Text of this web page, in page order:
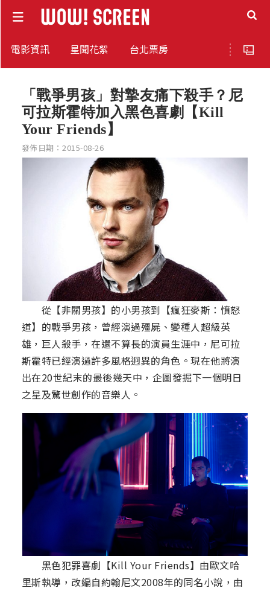
電影資訊 星聞花絮 台北票房
「戰爭男孩」對摯友痛下殺手？尼
可拉斯霍特加入黑色喜劇【Kill
Your Friends】
發佈日期：2015-08-26
從【非關男孩】的小男孩到【瘋狂麥斯：憤怒
道】的戰爭男孩，曾經演過殭屍、變種人超級英
雄，巨人殺手，在還不算長的演員生涯中，尼可拉
斯霍特已經演過許多風格迥異的角色。現在他將演
出在20世紀末的最後幾天中，企圖發掘下一個明日
之星及驚世創作的音樂人。
黑色犯罪喜劇【Kill Your Friends】由歐文哈
里斯執導，改編自約翰尼文2008年的同名小說，由